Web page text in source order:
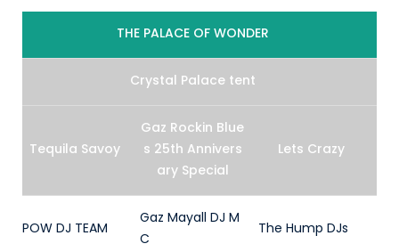
THE PALACE OF WONDER
Crystal Palace tent
Tequila Savoy
Gaz Rockin Blue
s 25th Annivers
ary Special
Lets Crazy
POW DJ TEAM
Gaz Mayall DJ M
C
The Hump DJs